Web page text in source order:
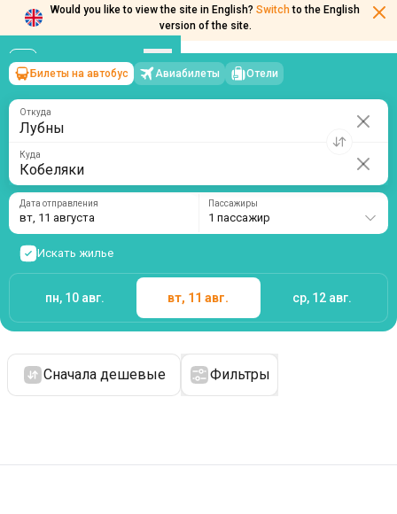
Would you like to view the site in English? Switch to the English
version of the site.
Лубны → Кобеляки
вт, 11 августа/1 пассажир
Билеты на автобус Авиабилеты Отели
Откуда
Куда
Дата отправления
вт, 11 августа
Пассажиры
1 пассажир
Искать жилье
пн, 10 авг. вт, 11 авг. ср, 12 авг.
Сначала дешевые Фильтры